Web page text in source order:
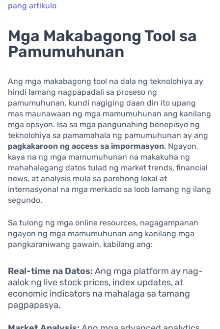
pang artikulo
Mga Makabagong Tool sa
Pamumuhunan
Ang mga makabagong tool na dala ng teknolohiya ay
hindi lamang nagpapadali sa proseso ng
pamumuhunan, kundi nagiging daan din ito upang
mas maunawaan ng mga mamumuhunan ang kanilang
mga opsyon. Isa sa mga pangunahing benepisyo ng
teknolohiya sa pamamahala ng pamumuhunan ay ang
pagkakaroon ng access sa impormasyon. Ngayon,
kaya na ng mga mamumuhunan na makakuha ng
mahahalagang datos tulad ng market trends, financial
news, at analysis mula sa parehong lokal at
internasyonal na mga merkado sa loob lamang ng ilang
segundo.
Sa tulong ng mga online resources, nagagampanan
ngayon ng mga mamumuhunan ang kanilang mga
pangkaraniwang gawain, kabilang ang:
Real-time na Datos: Ang mga platform ay nag-
aalok ng live stock prices, index updates, at
economic indicators na mahalaga sa tamang
pagpapasya.